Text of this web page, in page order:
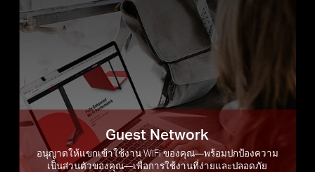
Guest Network
อนุญาตให้แขกเข้าใช้งาน WiFi ของคุณ—พร้อมปกป้องความ
เป็นส่วนตัวของคุณ—เพื่อการใช้งานที่ง่ายและปลอดภัย